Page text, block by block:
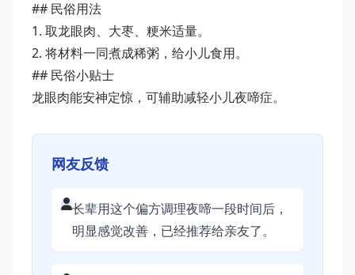
## 民俗用法
1. 取龙眼肉、大枣、粳米适量。
2. 将材料一同煮成稀粥，给小儿食用。
## 民俗小贴士
龙眼肉能安神定惊，可辅助减轻小儿夜啼症。
网友反馈
长辈用这个偏方调理夜啼一段时间后，
明显感觉改善，已经推荐给亲友了。